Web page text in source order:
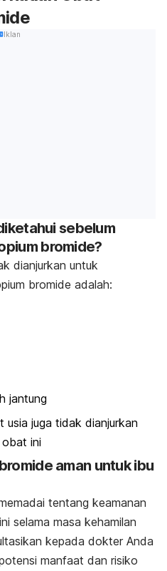
Iklan
sebelum
bromide?
dianjurkan untuk
bromide adalah:
jantung
usia juga tidak dianjurkan
ini
aman untuk ibu
tentang keamanan
selama masa kehamilan
kepada dokter Anda
manfaat dan risiko